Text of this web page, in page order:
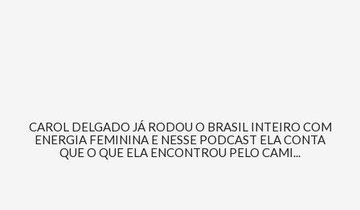
CAROL DELGADO JÁ RODOU O BRASIL INTEIRO COM
ENERGIA FEMININA E NESSE PODCAST ELA CONTA
QUE O QUE ELA ENCONTROU PELO CAMI...